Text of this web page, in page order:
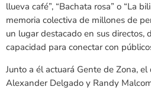
llueva café”, “Bachata rosa” o “La
memoria colectiva de millones de
un lugar destacado en sus directos,
capacidad para conectar con
Junto a él actuará Gente de Zona,
Alexander Delgado y Randy